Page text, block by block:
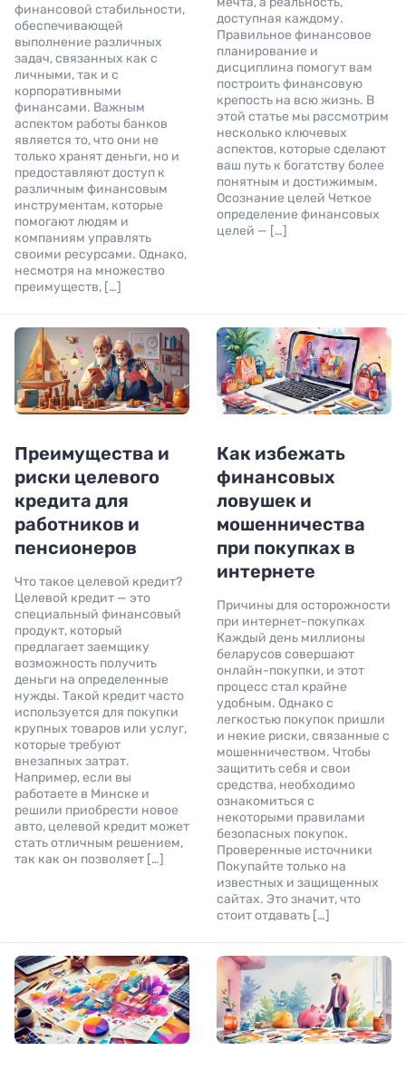
финансовой стабильности,
обеспечивающей
выполнение различных
задач, связанных как с
личными, так и с
корпоративными
финансами. Важным
аспектом работы банков
является то, что они не
только хранят деньги, но и
предоставляют доступ к
различным финансовым
инструментам, которые
помогают людям и
компаниям управлять
своими ресурсами. Однако,
несмотря на множество
преимуществ, […]
доступная каждому.
Правильное финансовое
планирование и
дисциплина помогут вам
построить финансовую
крепость на всю жизнь. В
этой статье мы рассмотрим
несколько ключевых
аспектов, которые сделают
ваш путь к богатству более
понятным и достижимым.
Осознание целей Четкое
определение финансовых
целей — […]
Преимущества и
риски целевого
кредита для
работников и
пенсионеров
Что такое целевой кредит?
Целевой кредит — это
специальный финансовый
продукт, который
предлагает заемщику
возможность получить
деньги на определенные
нужды. Такой кредит часто
используется для покупки
крупных товаров или услуг,
которые требуют
внезапных затрат.
Например, если вы
работаете в Минске и
решили приобрести новое
авто, целевой кредит может
стать отличным решением,
так как он позволяет […]
Как избежать
финансовых
ловушек и
мошенничества
при покупках в
интернете
Причины для осторожности
при интернет-покупках
Каждый день миллионы
беларусов совершают
онлайн-покупки, и этот
процесс стал крайне
удобным. Однако с
легкостью покупок пришли
и некие риски, связанные с
мошенничеством. Чтобы
защитить себя и свои
средства, необходимо
ознакомиться с
некоторыми правилами
безопасных покупок.
Проверенные источники
Покупайте только на
известных и защищенных
сайтах. Это значит, что
стоит отдавать […]